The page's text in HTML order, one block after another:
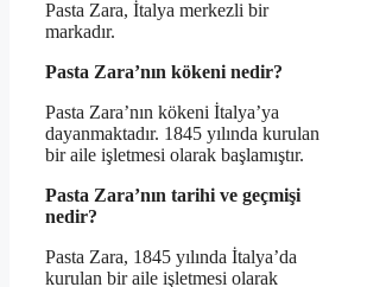
Pasta Zara, İtalya merkezli bir
markadır.
Pasta Zara’nın kökeni nedir?
Pasta Zara’nın kökeni İtalya’ya
dayanmaktadır. 1845 yılında kurulan
bir aile işletmesi olarak başlamıştır.
Pasta Zara’nın tarihi ve geçmişi
nedir?
Pasta Zara, 1845 yılında İtalya’da
kurulan bir aile işletmesi olarak